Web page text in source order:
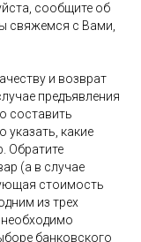
сообщите об
свяжемся с Вами,
и возврат
предъявления
составить
указать, какие
Обратите
(а в случае
стоимость
из трех
банковского